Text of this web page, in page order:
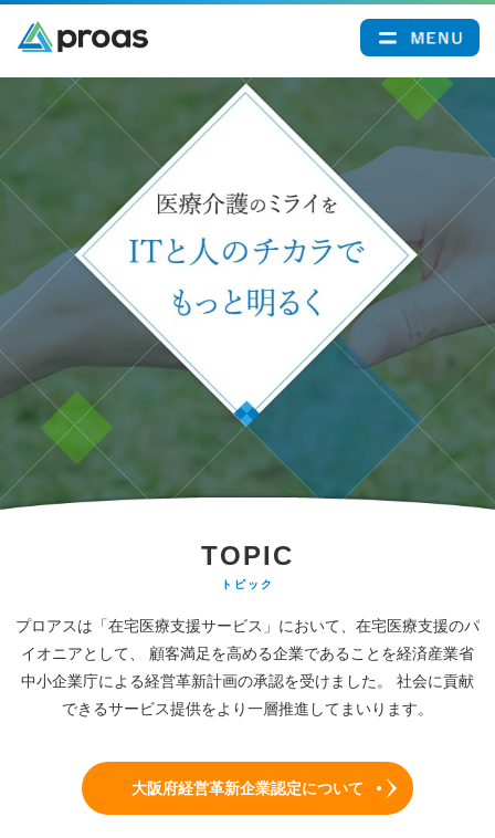
TOPIC
トピック
プロアスは「在宅医療支援サービス」において、在宅医療支援のパ
イオニアとして、
顧客満足を高める企業であることを経済産業省
中小企業庁による経営革新計画の承認を受けました。
社会に貢献
できるサービス提供をより一層推進してまいります。
大阪府経営革新企業認定について